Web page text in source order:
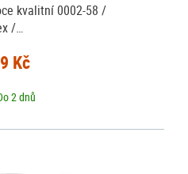
kvalitní 0002-58 /
/…
Kč
2 dnů